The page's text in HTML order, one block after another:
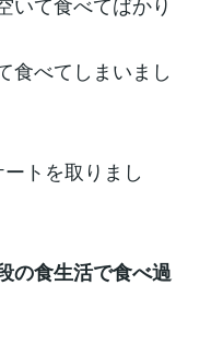
食べてしまいまし
トを取りまし
の食生活で食べ過